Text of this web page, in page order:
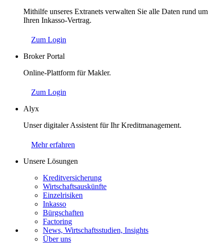
Mithilfe unseres Extranets verwalten Sie alle Daten rund um
Ihren Inkasso-Vertrag.
Zum Login
Broker Portal
Online-Plattform für Makler.
Zum Login
Alyx
Unser digitaler Assistent für Ihr Kreditmanagement.
Mehr erfahren
Unsere Lösungen
Kreditversicherung
Wirtschaftsauskünfte
Einzelrisiken
Inkasso
Bürgschaften
Factoring
News, Wirtschaftsstudien, Insights
Über uns